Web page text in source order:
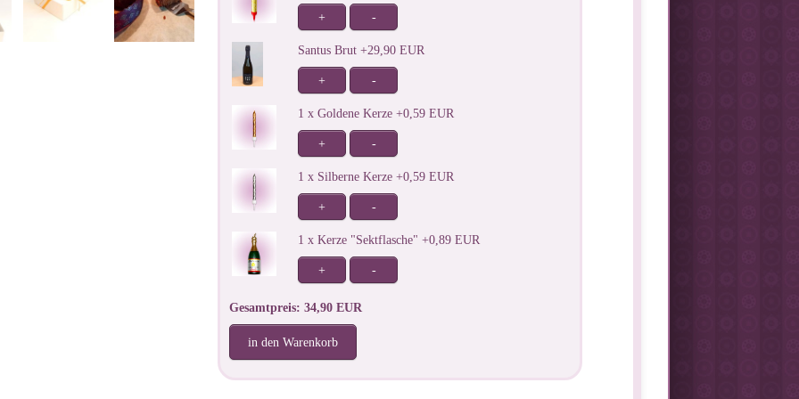
+ -
Santus Brut +29,90 EUR
+ -
1 x Goldene Kerze +0,59 EUR
+ -
1 x Silberne Kerze +0,59 EUR
+ -
1 x Kerze "Sektflasche" +0,89 EUR
+ -
Gesamtpreis: 34,90 EUR
in den Warenkorb